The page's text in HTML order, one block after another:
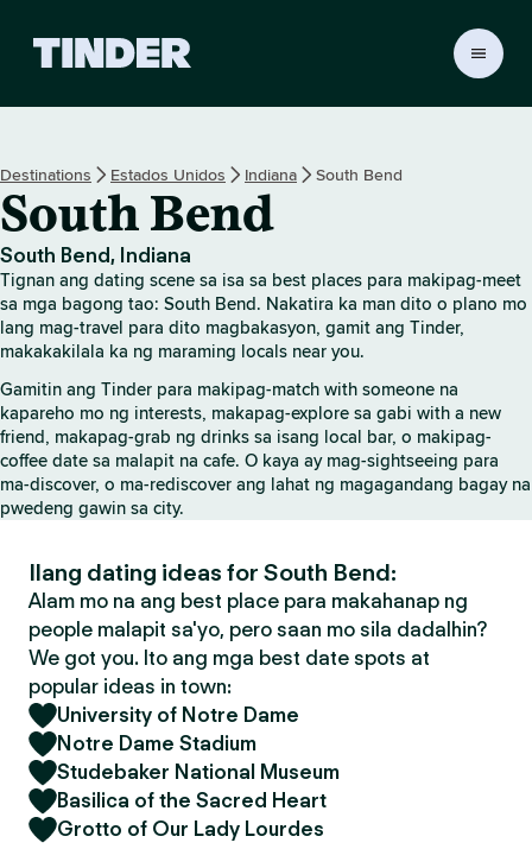
r
H
o
e
Destinations Estados Unidos Indiana South Bend
South Bend
South Bend, Indiana
Tignan ang dating scene sa isa sa best places para makipag-meet
sa mga bagong tao: South Bend. Nakatira ka man dito o plano mo
lang mag-travel para dito magbakasyon, gamit ang Tinder,
makakakilala ka ng maraming locals near you.
Gamitin ang Tinder para makipag-match with someone na
kapareho mo ng interests, makapag-explore sa gabi with a new
friend, makapag-grab ng drinks sa isang local bar, o makipag-
coffee date sa malapit na cafe. O kaya ay mag-sightseeing para
ma-discover, o ma-rediscover ang lahat ng magagandang bagay na
pwedeng gawin sa city.
Ilang dating ideas for South Bend:
Alam mo na ang best place para makahanap ng
people malapit sa'yo, pero saan mo sila dadalhin?
We got you. Ito ang mga best date spots at
popular ideas in town:
University of Notre Dame
Notre Dame Stadium
Studebaker National Museum
Basilica of the Sacred Heart
Grotto of Our Lady Lourdes